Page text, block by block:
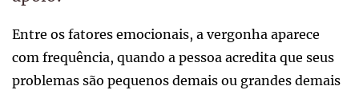
Entre os fatores emocionais, a vergonha aparece
com frequência, quando a pessoa acredita que seus
problemas são pequenos demais ou grandes demais